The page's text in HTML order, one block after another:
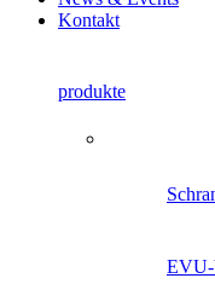
Kontakt
produkte
EVU-